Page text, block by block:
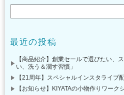
最近の投稿
【商品紹介】創業セールで選びたい、
い、洗う＆潤す習慣」
【21周年】スペシャルインスタライブ
【お知らせ】KIYATAの小物作りワーク